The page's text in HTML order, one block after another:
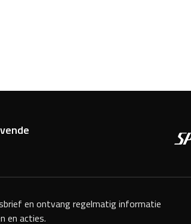
en ontvang regelmatig informatie
en acties.